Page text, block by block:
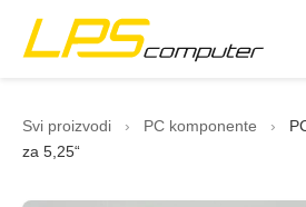
Svi proizvodi › PC komponente ›
za 5,25“